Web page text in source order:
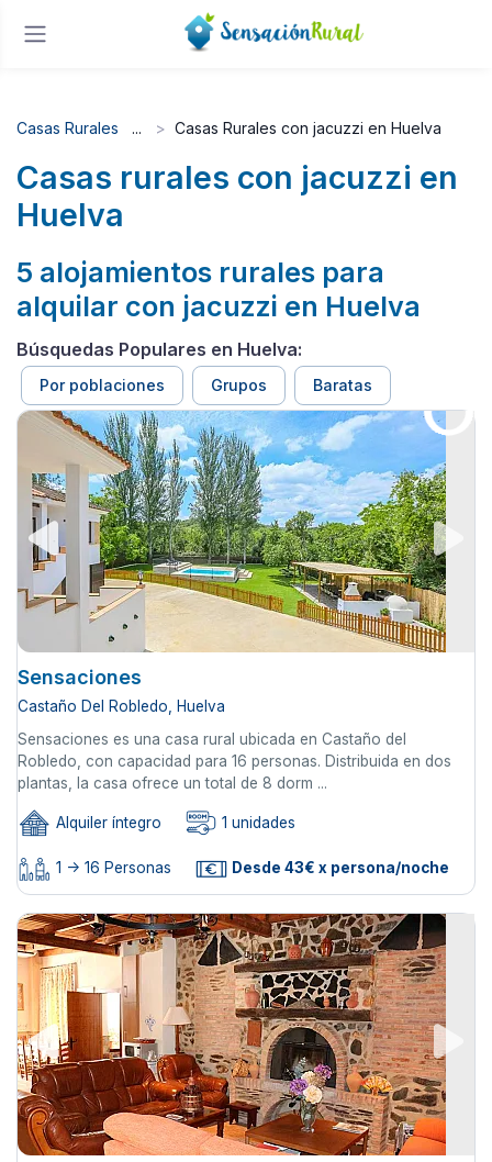
Casas Rurales Casas Rurales con jacuzzi en Huelva
Casas rurales con jacuzzi en
Huelva
5 alojamientos rurales para
alquilar con jacuzzi en Huelva
Búsquedas Populares en Huelva:
Por poblaciones Grupos Baratas
Sensaciones
Castaño Del Robledo, Huelva
Sensaciones es una casa rural ubicada en Castaño del
Robledo, con capacidad para 16 personas. Distribuida en dos
plantas, la casa ofrece un total de 8 dorm ...
Alquiler íntegro 1 unidades
1 -> 16 Personas Desde 43€ x persona/noche